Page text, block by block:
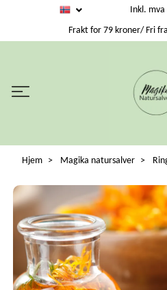
Inkl. mva
Frakt for 79 kroner/ Fri
Hjem Magika natursalver